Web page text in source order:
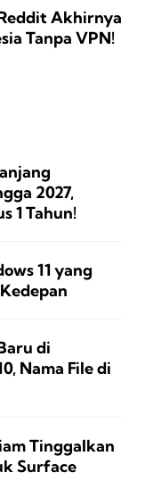
Akhirnya
Tanpa VPN!
2027,
1 Tahun!
11 yang
di
Nama File di
Tinggalkan
Surface